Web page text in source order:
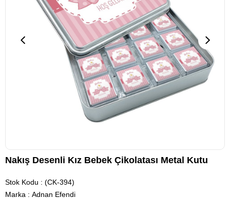
Nakış Desenli Kız Bebek Çikolatası Metal Kutu
Stok Kodu
(CK-394)
Marka : Adnan Efendi